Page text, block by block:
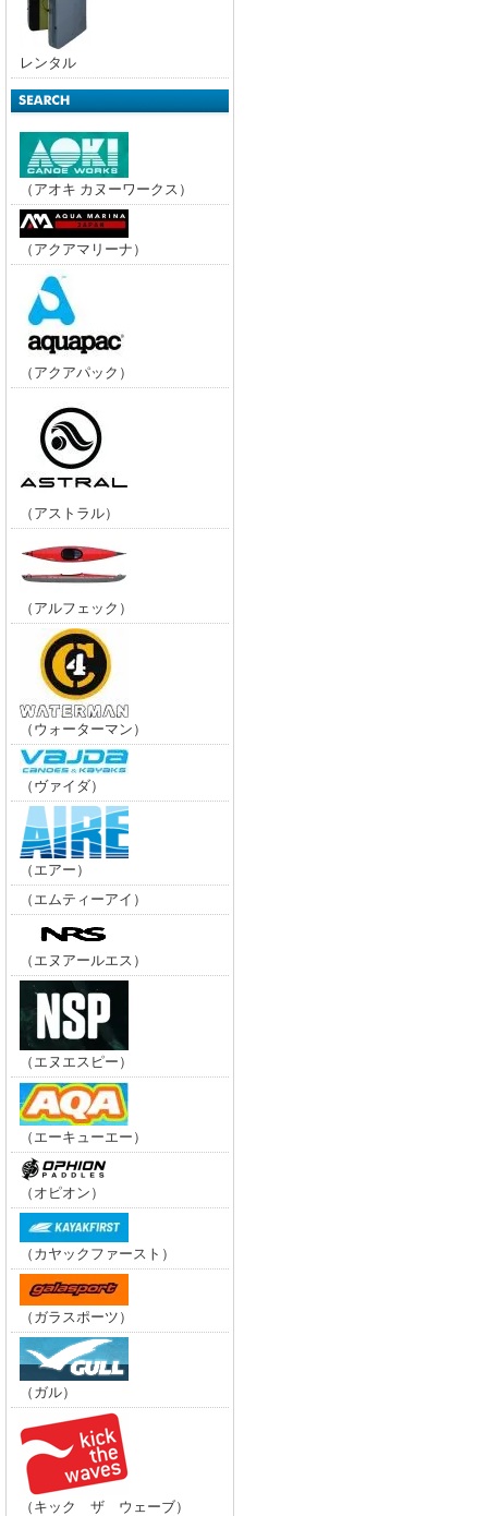
レンタル
（アオキ カヌーワークス）
（アクアマリーナ）
（アクアパック）
（アストラル）
（アルフェック）
（ウォーターマン）
（ヴァイダ）
（エアー）
（エムティーアイ）
（エヌアールエス）
（エヌエスピー）
（エーキューエー）
（オピオン）
（カヤックファースト）
（ガラスポーツ）
（ガル）
（キック ザ ウェーブ）